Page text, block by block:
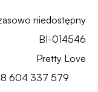
niedostępny
BI-014546
Pretty Love
604 337 579